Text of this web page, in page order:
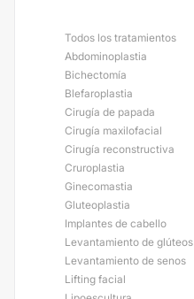
Todos los tratamientos
Abdominoplastia
Bichectomía
Blefaroplastia
Cirugía de papada
Cirugía maxilofacial
Cirugía reconstructiva
Cruroplastia
Ginecomastia
Gluteoplastia
Implantes de cabello
Levantamiento de glúteos
Levantamiento de senos
Lifting facial